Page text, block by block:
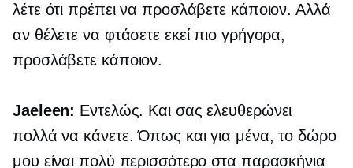
λέτε ότι πρέπει να προσλάβετε κάποιον. Αλλά
αν θέλετε να φτάσετε εκεί πιο γρήγορα,
προσλάβετε κάποιον.
Jaeleen: Εντελώς. Και σας ελευθερώνει
πολλά να κάνετε. Όπως και για μένα, το δώρο
μου είναι πολύ περισσότερο στα παρασκήνια